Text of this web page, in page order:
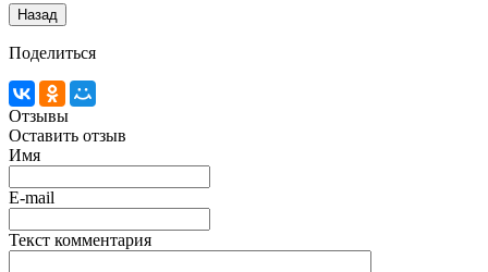
Поделиться
Отзывы
Оставить отзыв
Имя
E-mail
Текст комментария